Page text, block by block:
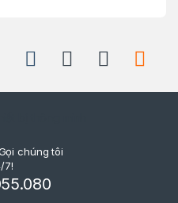
chúng tôi
7!